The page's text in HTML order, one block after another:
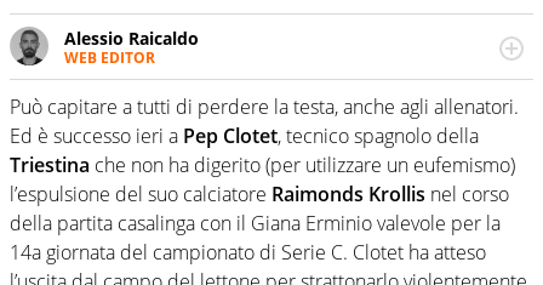
Alessio Raicaldo
WEB EDITOR
Un figlio che si chiama Diego e la tesi di laurea sugli stadi
di proprietà in Italia. Il calcio quale filo conduttore
irrinunciabile tra passione e professione. Per Virgilio
Sport indaga, approfondisce e scandaglia l'universo
mondo dello sport per antonomasia
Può capitare a tutti di perdere la testa, anche agli allenatori.
Ed è successo ieri a Pep Clotet, tecnico spagnolo della
Triestina che non ha digerito (per utilizzare un eufemismo)
l’espulsione del suo calciatore Raimonds Krollis nel corso
della partita casalinga con il Giana Erminio valevole per la
14a giornata del campionato di Serie C. Clotet ha atteso